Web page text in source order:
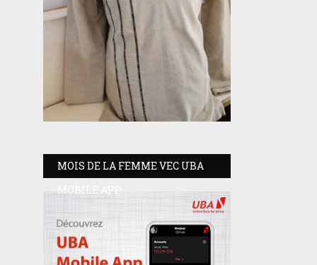
MOIS DE LA FEMME VEC UBA
MOBILE APP